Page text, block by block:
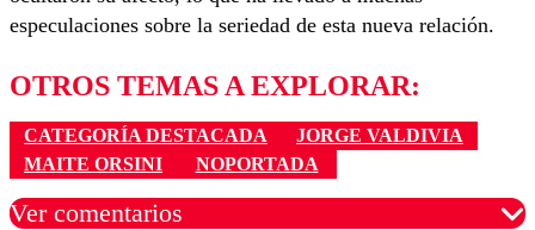
especulaciones sobre la seriedad de esta nueva relación.
OTROS TEMAS A EXPLORAR:
CATEGORÍA DESTACADA
JORGE VALDIVIA
MAITE ORSINI
NOPORTADA
Ver comentarios